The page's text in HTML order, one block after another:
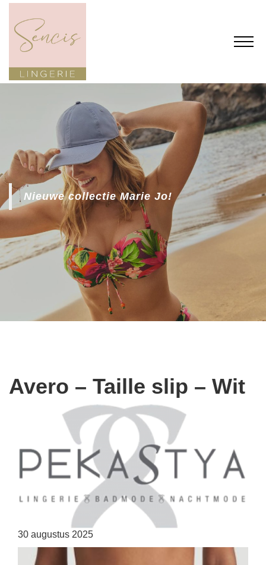
Nieuwe collectie Marie Jo!
Avero – Taille slip – Wit
30 augustus 2025